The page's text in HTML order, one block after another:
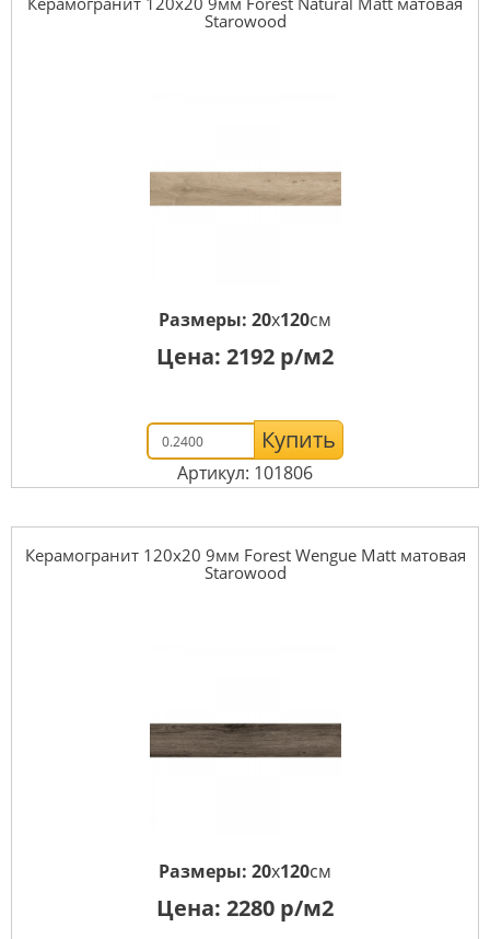
Starowood
Размеры: 20x120см
Цена: 2192 р/м2
Купить
Артикул: 101806
Керамогранит 120x20 9мм Forest Wengue Matt матовая
Starowood
Размеры: 20x120см
Цена: 2280 р/м2